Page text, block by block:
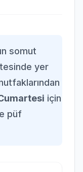
somut
yer
için
püf